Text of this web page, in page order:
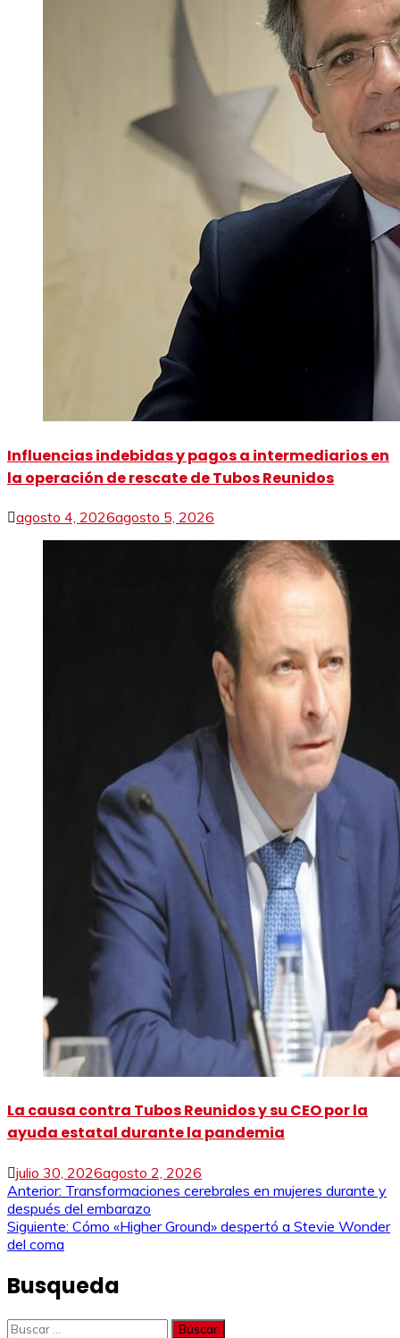
Influencias indebidas y pagos a intermediarios en
la operación de rescate de Tubos Reunidos
agosto 4, 2026agosto 5, 2026
La causa contra Tubos Reunidos y su CEO por la
ayuda estatal durante la pandemia
julio 30, 2026agosto 2, 2026
Navegación
de
entradas
Anterior: Transformaciones cerebrales en mujeres durante y
después del embarazo
Siguiente: Cómo «Higher Ground» despertó a Stevie Wonder
del coma
Busqueda
Buscar: